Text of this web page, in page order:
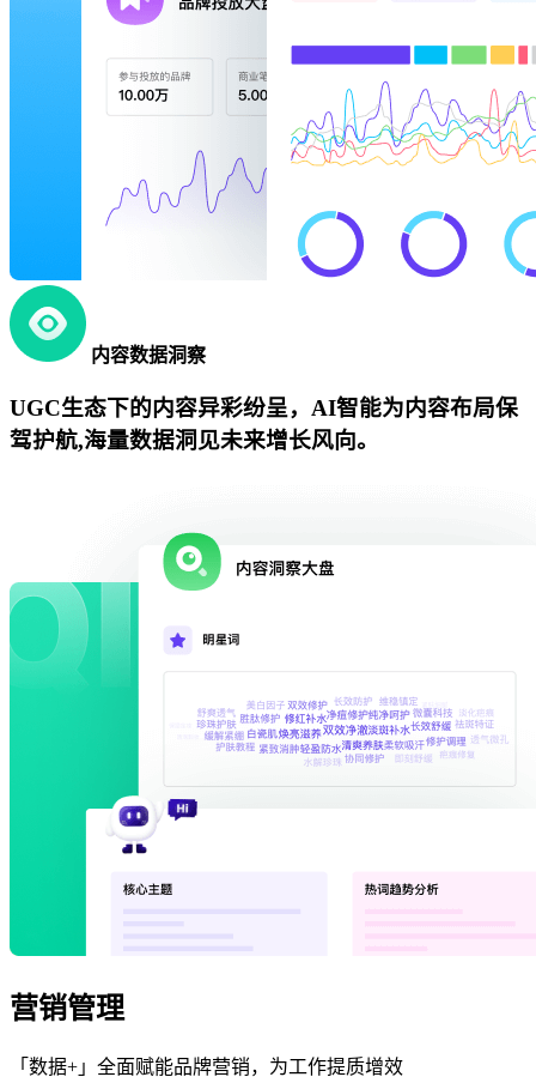
内容数据洞察
UGC生态下的内容异彩纷呈，AI智能为内容布局保
驾护航,海量数据洞见未来增长风向。
营销管理
「数据+」全面赋能品牌营销，为工作提质增效